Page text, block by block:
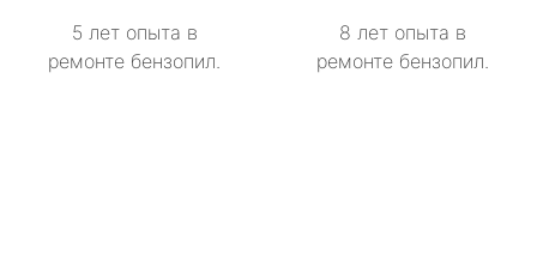
5 лет опыта в
ремонте бензопил.
8 лет опыта в
ремонте бензопил.